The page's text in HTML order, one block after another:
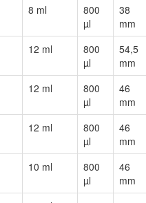
8 ml
800
µl
38
mm
12 ml
800
µl
54,5
mm
12 ml
800
µl
46
mm
12 ml
800
µl
46
mm
10 ml
800
µl
46
mm